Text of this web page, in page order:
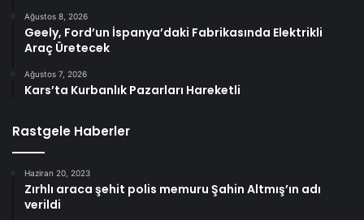
Ağustos 8, 2026
Geely, Ford’un İspanya’daki Fabrikasında Elektrikli
Araç Üretecek
Ağustos 7, 2026
Kars’ta Kurbanlık Pazarları Hareketli
Rastgele Haberler
Haziran 20, 2023
Zırhlı araca şehit polis memuru Şahin Altmış’ın adı
verildi